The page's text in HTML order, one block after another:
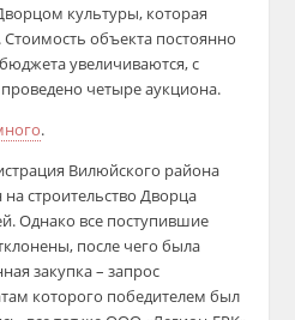
культуры, которая
Стоимость объекта постоянно
увеличиваются, с
четыре аукциона.
.
Вилюйского района
строительство Дворца
Однако все поступившие
после чего была
закупка – запрос
которого победителем был